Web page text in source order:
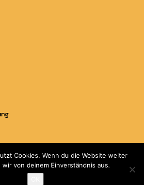
Motorrad.
Cookies. Wenn du die Website weiter
von deinem Einverständnis aus.